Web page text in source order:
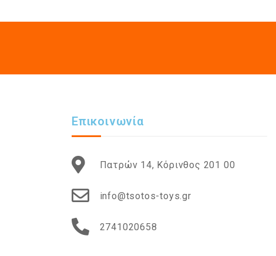
Επικοινωνία
Πατρών 14, Κόρινθος 201 00
info@tsotos-toys.gr
2741020658